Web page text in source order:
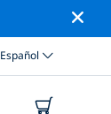
Español